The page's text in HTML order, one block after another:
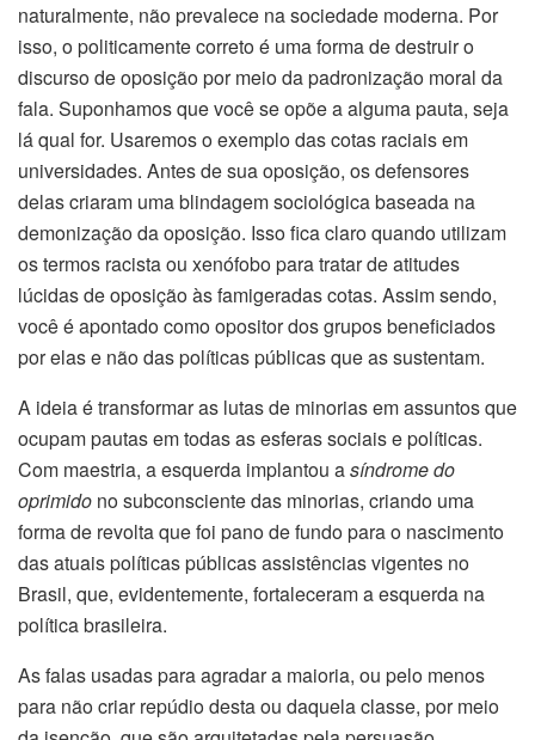
naturalmente, não prevalece na sociedade moderna. Por
isso, o politicamente correto é uma forma de destruir o
discurso de oposição por meio da padronização moral da
fala. Suponhamos que você se opõe a alguma pauta, seja
lá qual for. Usaremos o exemplo das cotas raciais em
universidades. Antes de sua oposição, os defensores
delas criaram uma blindagem sociológica baseada na
demonização da oposição. Isso fica claro quando utilizam
os termos racista ou xenófobo para tratar de atitudes
lúcidas de oposição às famigeradas cotas. Assim sendo,
você é apontado como opositor dos grupos beneficiados
por elas e não das políticas públicas que as sustentam.
A ideia é transformar as lutas de minorias em assuntos que
ocupam pautas em todas as esferas sociais e políticas.
Com maestria, a esquerda implantou asíndrome do
oprimido no subconsciente das minorias, criando uma
forma de revolta que foi pano de fundo para o nascimento
das atuais políticas públicas assistências vigentes no
Brasil, que, evidentemente, fortaleceram a esquerda na
política brasileira.
As falas usadas para agradar a maioria, ou pelo menos
para não criar repúdio desta ou daquela classe, por meio